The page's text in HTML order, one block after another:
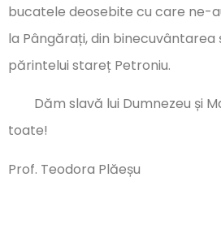
bucatele deosebite cu care ne-
la Pângărați, din binecuvântarea
părintelui stareț Petroniu.
Dăm slavă lui Dumnezeu și
toate!
Prof. Teodora Plăeșu